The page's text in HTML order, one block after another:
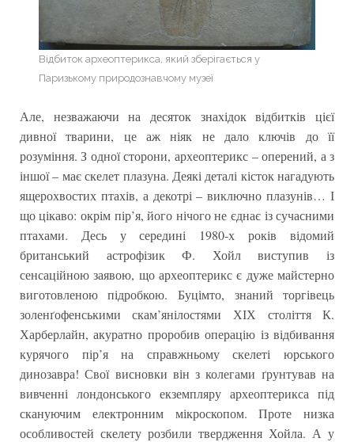
Відбиток археоптерикса, який зберігається у
Паризькому природознавчому музеї
Але, незважаючи на десяток знахідок відбитків цієї
дивної тварини, це аж ніяк не дало ключів до її
розуміння. З одної сторони, археоптерикс – оперений, а з
іншої – має скелет плазуна. Деякі деталі кісток нагадують
ящерохвостих птахів, а декотрі – виключно плазунів… І
що цікаво: окрім пір’я, його нічого не єднає із сучасними
птахами. Десь у середині 1980-х років відомий
британський астрофізик Ф. Хойл виступив із
сенсаційною заявою, що археоптерикс є дуже майстерно
виготовленою підробкою. Буцімто, знаний торгівець
золенґофенськими скам’янілостями ХІХ століття К.
Харберлайн, акуратно проробив операцію із відбивання
курячого пір’я на справжньому скелеті юрського
динозавра! Свої висновки він з колегами ґрунтував на
вивченні лондонського екземпляру археоптерикса під
скануючим електронним мікроскопом. Проте низка
особливостей скелету розбили твердження Хойла. А у